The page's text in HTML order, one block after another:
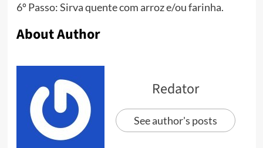
6º Passo: Sirva quente com arroz e/ou farinha.
About Author
Redator
See author's posts